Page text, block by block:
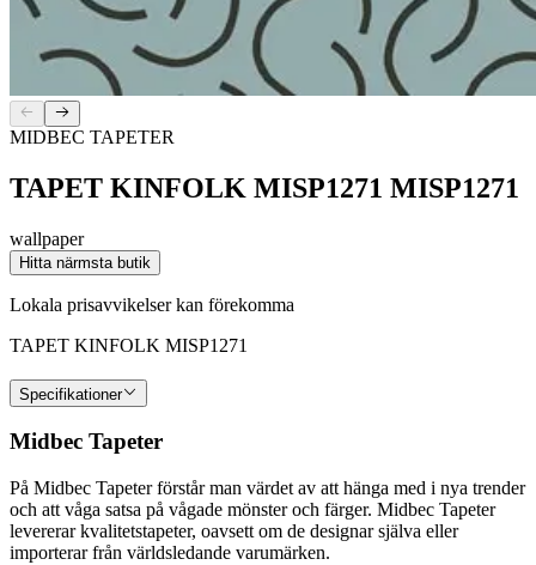
MIDBEC TAPETER
TAPET KINFOLK MISP1271 MISP1271
wallpaper
Hitta närmsta butik
Lokala prisavvikelser kan förekomma
TAPET KINFOLK MISP1271
Specifikationer
Midbec Tapeter
På Midbec Tapeter förstår man värdet av att hänga med i nya trender
och att våga satsa på vågade mönster och färger. Midbec Tapeter
levererar kvalitetstapeter, oavsett om de designar själva eller
importerar från världsledande varumärken.